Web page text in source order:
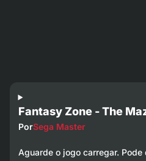
Fantasy Zone - The
PorSega Master
Aguarde o jogo carregar.